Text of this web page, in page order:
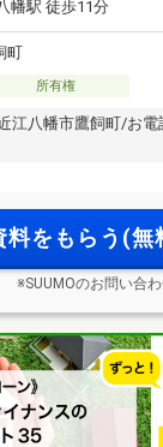
幡駅 徒歩11分
町
所有権
江八幡市鷹飼町/お
料をもらう(無
※SUUMOのお問い合